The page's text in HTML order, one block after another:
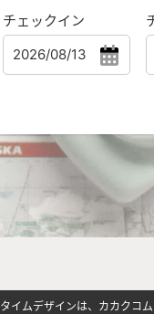
チェックイン
タイムデザインは、カカクコム